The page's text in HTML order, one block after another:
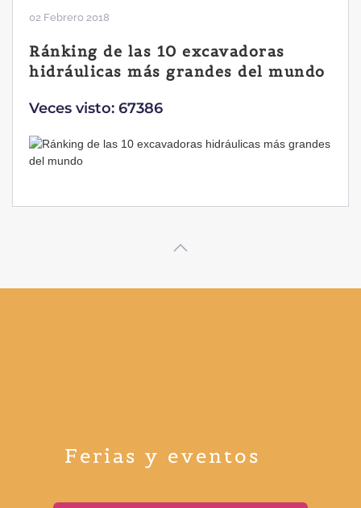
02 Febrero 2018
Ránking de las 10 excavadoras
hidráulicas más grandes del mundo
Veces visto: 67386
Ferias y eventos